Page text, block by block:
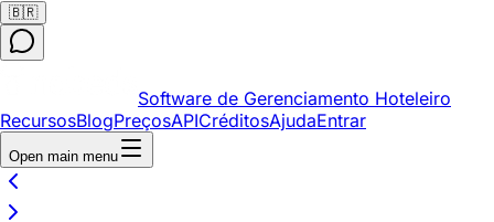
🇧🇷
Software de Gerenciamento Hoteleiro
RecursosBlogPreçosAPICréditosAjudaEntrar
Open main menu